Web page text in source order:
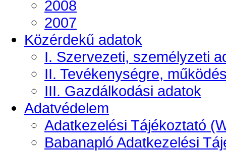
2008
2007
Közérdekű adatok
I. Szervezeti, személyzeti
II. Tevékenységre,
III. Gazdálkodási adatok
Adatvédelem
Adatkezelési Tájékoztató
Babanapló Adatkezelési